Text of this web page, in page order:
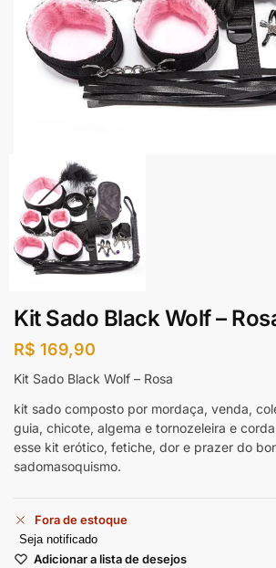
Kit Sado Black Wolf –
R$ 169,90
Kit Sado Black Wolf – Rosa
kit sado composto por mordaça, venda,
guia, chicote, algema e tornozeleira e
esse kit erótico, fetiche, dor e prazer do
sadomasoquismo.
Fora de estoque
Seja notificado
Adicionar a lista de desejos